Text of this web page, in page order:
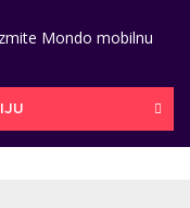
Mondo mobilnu